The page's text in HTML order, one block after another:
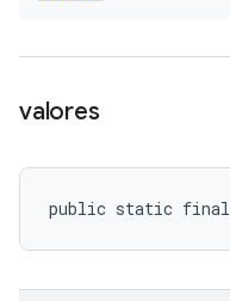
valores
public static final